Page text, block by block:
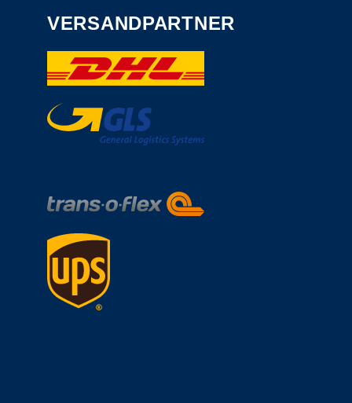
VERSANDPARTNER